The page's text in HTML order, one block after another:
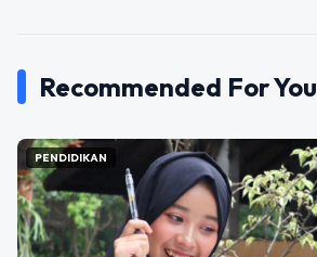
Recommended For You
PENDIDIKAN